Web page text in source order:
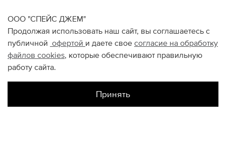
ООО "СПЕЙС ДЖЕМ"
Продолжая использовать наш сайт, вы соглашаетесь с
публичной офертой и даете свое согласие на обработку
файлов cookies, которые обеспечивают правильную
работу сайта.
Принять